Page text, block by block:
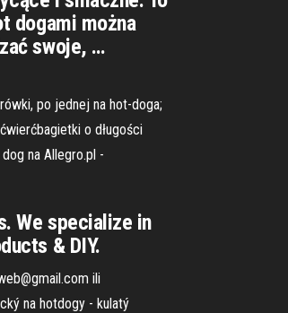
dogami można
swoje, …
po jednej na hot-doga;
o długości
na Allegro.pl -
We specialize in
& DIY.
ili
na hotdogy - kulatý